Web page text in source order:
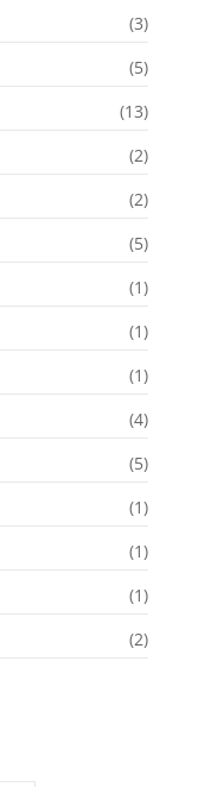
(3)
(5)
(13)
(2)
(2)
(5)
(1)
(1)
(1)
(4)
(5)
(1)
(1)
(1)
(2)